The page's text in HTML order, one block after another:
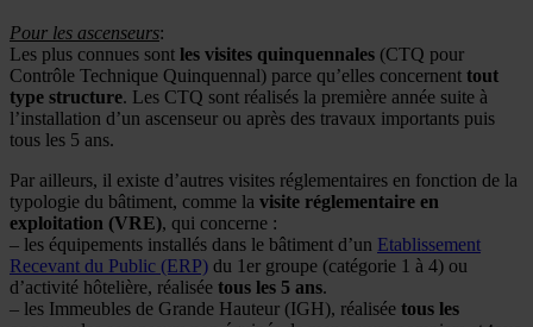
Pour les ascenseurs:
Les plus connues sont les visites quinquennales (CTQ pour
Contrôle Technique Quinquennal) parce qu’elles concernent tout
type structure. Les CTQ sont réalisés la première année suite à
l’installation d’un ascenseur ou après des travaux importants puis
tous les 5 ans.
Par ailleurs, il existe d’autres visites réglementaires en fonction de la
typologie du bâtiment, comme la visite réglementaire en
exploitation (VRE), qui concerne :
– les équipements installés dans le bâtiment d’un Etablissement
Recevant du Public (ERP) du 1er groupe (catégorie 1 à 4) ou
d’activité hôtelière, réalisée tous les 5 ans.
– les Immeubles de Grande Hauteur (IGH), réalisée tous les